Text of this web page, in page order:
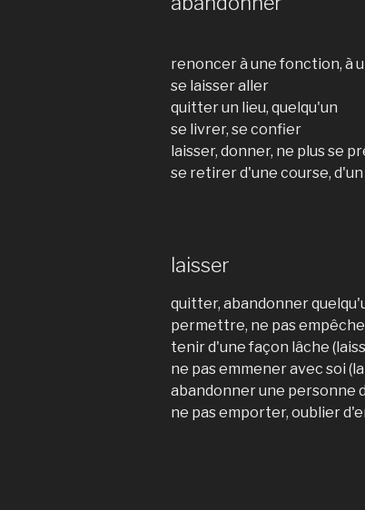
renoncer à une fonction, à
se laisser aller
quitter un lieu, quelqu'un
se livrer, se confier
laisser, donner, ne plus se
se retirer d'une course,
laisser
quitter, abandonner
permettre, ne pas
tenir d'une façon lâche
ne pas emmener avec soi
abandonner une personne
ne pas emporter, oublier